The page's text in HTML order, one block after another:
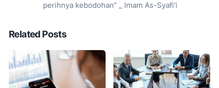
perihnya kebodohan” _ Imam As-Syafi’i
Related Posts